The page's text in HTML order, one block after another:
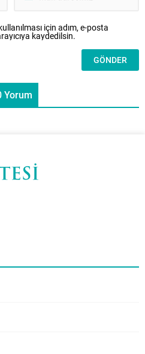
için adım, e-posta
kaydedilsin.
Yorum